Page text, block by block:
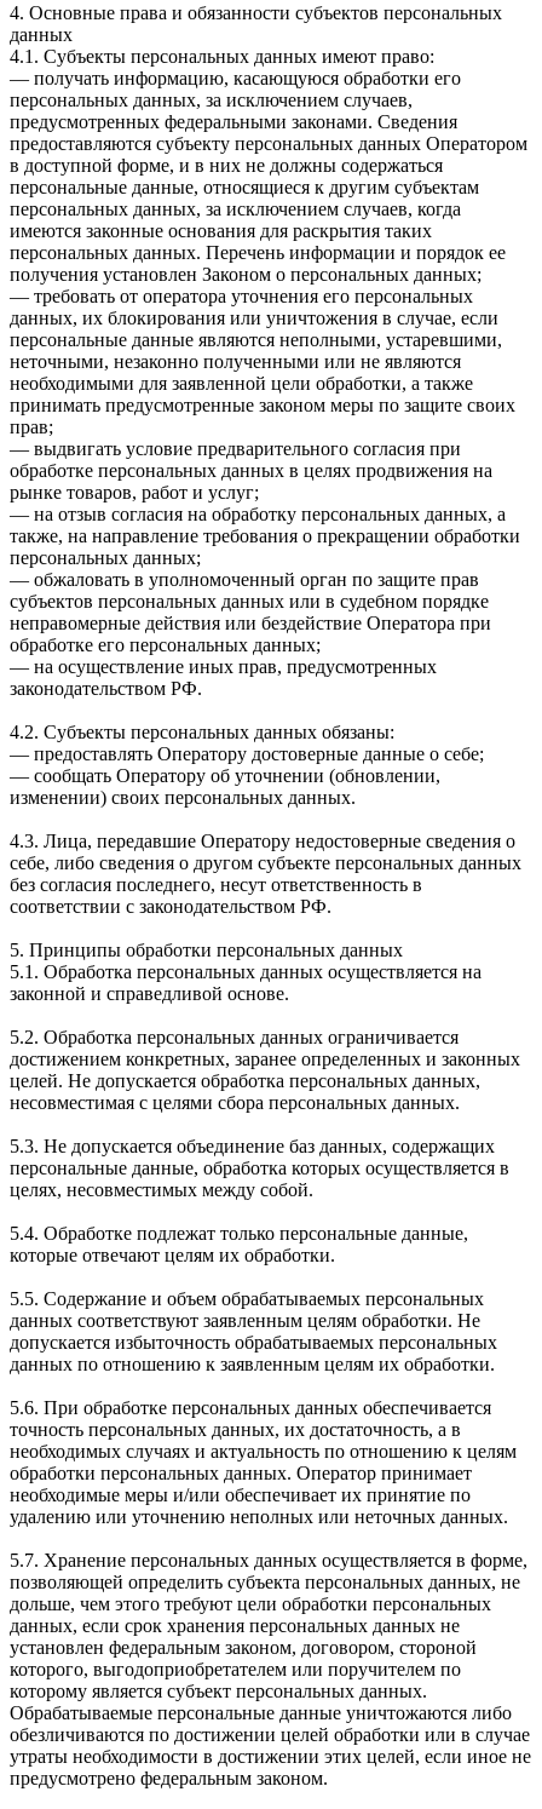
4. Основные права и обязанности субъектов персональных
данных
4.1. Субъекты персональных данных имеют право:
— получать информацию, касающуюся обработки его
персональных данных, за исключением случаев,
предусмотренных федеральными законами. Сведения
предоставляются субъекту персональных данных Оператором
в доступной форме, и в них не должны содержаться
персональные данные, относящиеся к другим субъектам
персональных данных, за исключением случаев, когда
имеются законные основания для раскрытия таких
персональных данных. Перечень информации и порядок ее
получения установлен Законом о персональных данных;
— требовать от оператора уточнения его персональных
данных, их блокирования или уничтожения в случае, если
персональные данные являются неполными, устаревшими,
неточными, незаконно полученными или не являются
необходимыми для заявленной цели обработки, а также
принимать предусмотренные законом меры по защите своих
прав;
— выдвигать условие предварительного согласия при
обработке персональных данных в целях продвижения на
рынке товаров, работ и услуг;
— на отзыв согласия на обработку персональных данных, а
также, на направление требования о прекращении обработки
персональных данных;
— обжаловать в уполномоченный орган по защите прав
субъектов персональных данных или в судебном порядке
неправомерные действия или бездействие Оператора при
обработке его персональных данных;
— на осуществление иных прав, предусмотренных
законодательством РФ.
4.2. Субъекты персональных данных обязаны:
— предоставлять Оператору достоверные данные о себе;
— сообщать Оператору об уточнении (обновлении,
изменении) своих персональных данных.
4.3. Лица, передавшие Оператору недостоверные сведения о
себе, либо сведения о другом субъекте персональных данных
без согласия последнего, несут ответственность в
соответствии с законодательством РФ.
5. Принципы обработки персональных данных
5.1. Обработка персональных данных осуществляется на
законной и справедливой основе.
5.2. Обработка персональных данных ограничивается
достижением конкретных, заранее определенных и законных
целей. Не допускается обработка персональных данных,
несовместимая с целями сбора персональных данных.
5.3. Не допускается объединение баз данных, содержащих
персональные данные, обработка которых осуществляется в
целях, несовместимых между собой.
5.4. Обработке подлежат только персональные данные,
которые отвечают целям их обработки.
5.5. Содержание и объем обрабатываемых персональных
данных соответствуют заявленным целям обработки. Не
допускается избыточность обрабатываемых персональных
данных по отношению к заявленным целям их обработки.
5.6. При обработке персональных данных обеспечивается
точность персональных данных, их достаточность, а в
необходимых случаях и актуальность по отношению к целям
обработки персональных данных. Оператор принимает
необходимые меры и/или обеспечивает их принятие по
удалению или уточнению неполных или неточных данных.
5.7. Хранение персональных данных осуществляется в форме,
позволяющей определить субъекта персональных данных, не
дольше, чем этого требуют цели обработки персональных
данных, если срок хранения персональных данных не
установлен федеральным законом, договором, стороной
которого, выгодоприобретателем или поручителем по
которому является субъект персональных данных.
Обрабатываемые персональные данные уничтожаются либо
обезличиваются по достижении целей обработки или в случае
утраты необходимости в достижении этих целей, если иное не
предусмотрено федеральным законом.